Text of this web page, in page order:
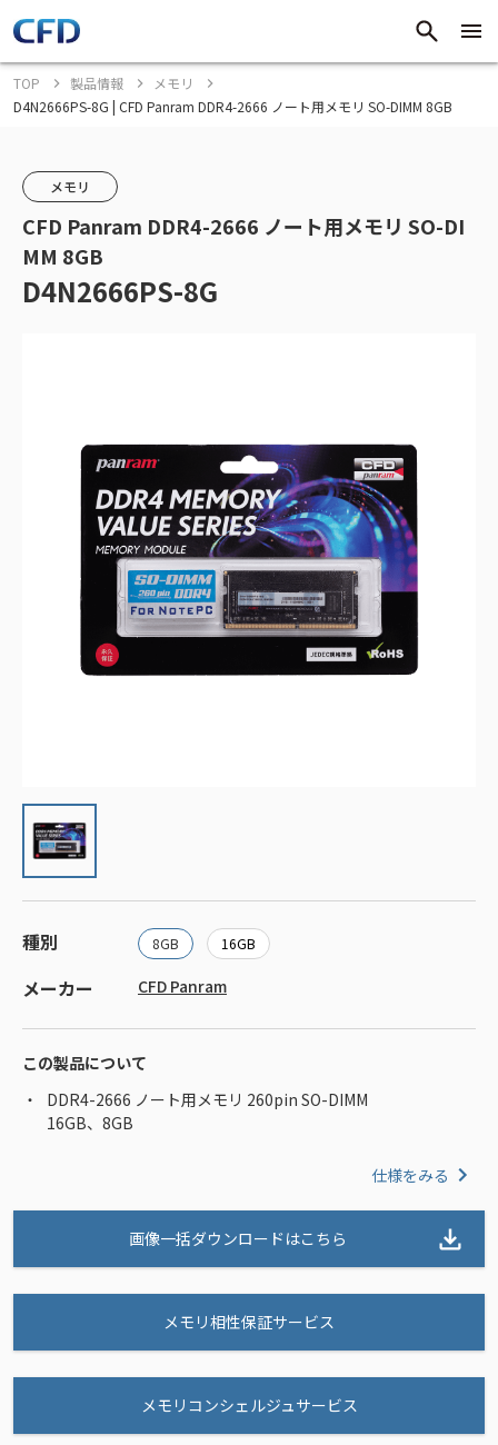
TOP 製品情報
メモリ
D4N2666PS-8G | CFD Panram DDR4-2666 ノート用メモリ SO-DIMM 8GB
メモリ
CFD Panram DDR4-2666 ノート用メモリ SO-DI
MM 8GB
D4N2666PS-8G
種別 8GB 16GB
メーカー CFD Panram
この製品について
DDR4-2666 ノート用メモリ 260pin SO-DIMM
16GB、8GB
仕様をみる
画像一括ダウンロードはこちら
メモリ相性保証サービス
メモリコンシェルジュサービス